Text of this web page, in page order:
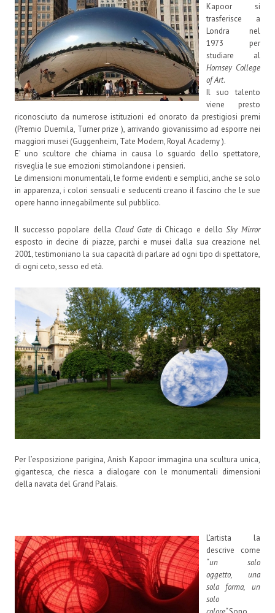
Kapoor si
trasferisce a
Londra nel
1973 per
studiare al
Hornsey College
of Art.
Il suo talento
viene presto
riconosciuto da numerose istituzioni ed onorato da prestigiosi premi
(Premio Duemila, Turner prize ), arrivando giovanissimo ad esporre nei
maggiori musei (Guggenheim, Tate Modern, Royal Academy ).
E’ uno scultore che chiama in causa lo sguardo dello spettatore,
risveglia le sue emozioni stimolandone i pensieri.
Le dimensioni monumentali, le forme evidenti e semplici, anche se solo
in apparenza, i colori sensuali e seducenti creano il fascino che le sue
opere hanno innegabilmente sul pubblico.
Il successo popolare della Cloud Gate di Chicago e delloSky Mirror
esposto in decine di piazze, parchi e musei dalla sua creazione nel
2001, testimoniano la sua capacità di parlare ad ogni tipo di spettatore,
di ogni ceto, sesso ed età.
Per l’esposizione parigina, Anish Kapoor immagina una scultura unica,
gigantesca, che riesca a dialogare con le monumentali dimensioni
della navata del Grand Palais.
L’artista la
descrive come
“un solo
oggetto, una
sola forma, un
solo